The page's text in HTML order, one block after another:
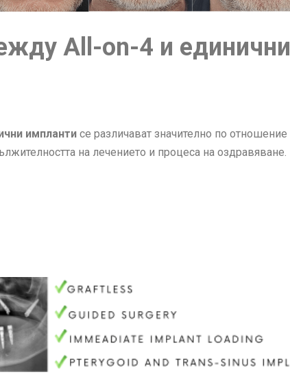
All-on-4 и единични
импланти се различават значително по отношение
на лечението и процеса на оздравяване.